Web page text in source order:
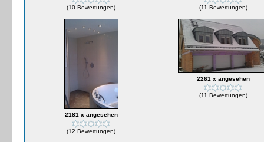
(10 Bewertungen) (11 Bewertungen)
2181 x angesehen
(12 Bewertungen)
2261 x angesehen
(11 Bewertungen)